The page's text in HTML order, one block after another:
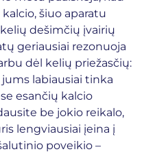
šiuo aparatu
dešimčių įvairių
geriausiai rezonuoja
dėl kelių priežasčių:
labiausiai tinka
esančių kalcio
be jokio reikalo,
lengviausiai įeina į
poveikio –